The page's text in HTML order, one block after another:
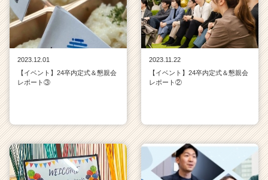
2023.12.01
【イベント】24卒内定式＆懇親会
レポート③
2023.11.22
【イベント】24卒内定式＆懇親会
レポート②